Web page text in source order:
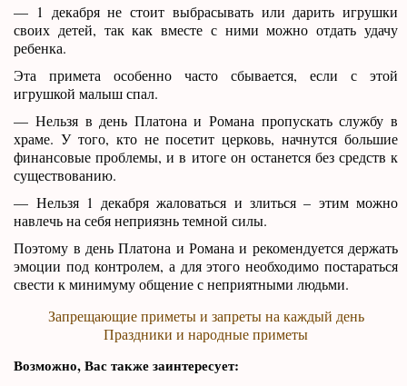
— 1 декабря не стоит выбрасывать или дарить игрушки
своих детей, так как вместе с ними можно отдать удачу
ребенка.
Эта примета особенно часто сбывается, если с этой
игрушкой малыш спал.
— Нельзя в день Платона и Романа пропускать службу в
храме. У того, кто не посетит церковь, начнутся большие
финансовые проблемы, и в итоге он останется без средств к
существованию.
— Нельзя 1 декабря жаловаться и злиться – этим можно
навлечь на себя неприязнь темной силы.
Поэтому в день Платона и Романа и рекомендуется держать
эмоции под контролем, а для этого необходимо постараться
свести к минимуму общение с неприятными людьми.
Запрещающие приметы и запреты на каждый день
Праздники и народные приметы
Возможно, Вас также заинтересует: